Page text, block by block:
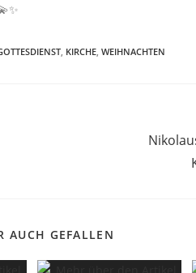
KIRCHE WEIHNACHTEN
AUCH GEFALLEN